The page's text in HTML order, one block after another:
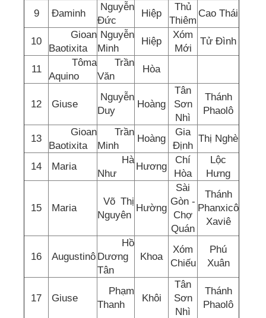
9 Đaminh
Nguyễn
Đức
Hiệp
Thủ
Thiêm
Cao Thái
10
Gioan
Baotixita
Nguyễn
Minh
Hiệp
Xóm
Mới
Tử Đình
11
Tôma
Aquino
Trần
Văn
Hòa
12 Giuse
Nguyễn
Duy
Hoàng
Tân
Sơn
Nhì
Thánh
Phaolô
13
Gioan
Baotixita
Trần
Minh
Hoàng
Gia
Định
Thị Nghè
14 Maria
Hà
Như
Hương
Chí
Hòa
Lộc
Hưng
15 Maria
Võ Thị
Nguyên
Hường
Sài
Gòn -
Chợ
Quán
Thánh
Phanxicô
Xaviê
16 Augustinô
Hồ
Dương
Tân
Khoa
Xóm
Chiếu
Phú
Xuân
17 Giuse
Phạm
Thanh
Khôi
Tân
Sơn
Nhì
Thánh
Phaolô